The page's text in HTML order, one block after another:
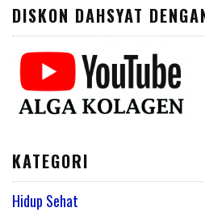
DISKON DAHSYAT
KATEGORI
Hidup Sehat